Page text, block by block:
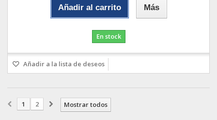
Añadir al carrito Más
En stock
Añadir a la lista de deseos
Mostrar todos
1 2